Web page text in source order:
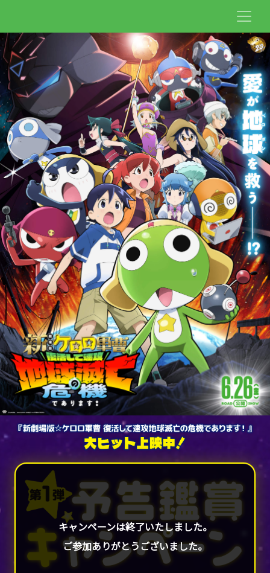
キャンペーンは終了いたしました。
ご参加ありがとうございました。